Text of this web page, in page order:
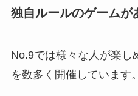
独自ルールのゲームが
No.9では様々な人が楽し
を数多く開催しています。